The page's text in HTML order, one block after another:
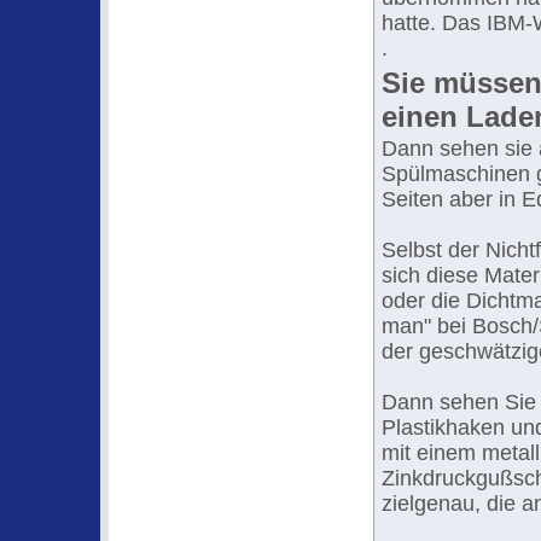
hatte. Das
.
Sie
einen
Dann sehen sie
Spülmaschinen
Seiten aber in
Selbst der
sich diese
oder die
man" bei
der
Dann sehen
Plastikhaken
mit einem
zielgenau, die